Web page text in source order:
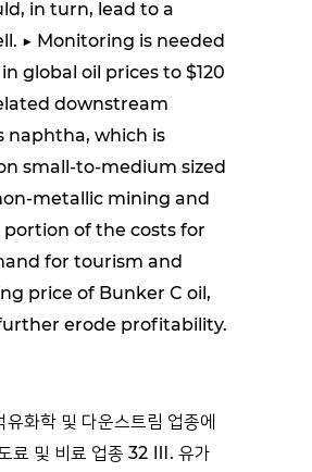
in turn, lead to a
▶ Monitoring is needed
global oil prices to $120
downstream
naphtha, which is
small-to-medium sized
metallic mining and
of the costs for
for tourism and
price of Bunker C oil,
erode profitability.
화학 및 다운스트림 업종에
료 및 비료 업종 32 Ⅲ. 유가